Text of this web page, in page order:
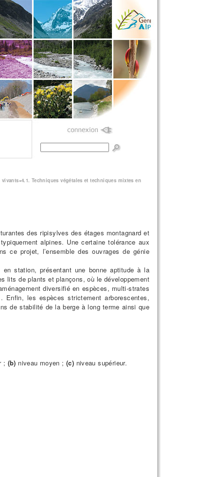
vivants»4.1. Techniques végétales et techniques mixtes en
des ripisylves des étages montagnard et
alpines. Une certaine tolérance aux
ce projet, l’ensemble des ouvrages de génie
station, présentant une bonne aptitude à la
lits de plants et plançons, où le développement
diversifié en espèces, multi-strates
les espèces strictement arborescentes,
de stabilité de la berge à long terme ainsi que
; (b) niveau moyen ; (c) niveau supérieur.